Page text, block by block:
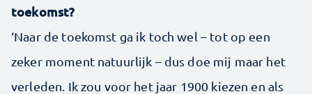
toekomst?
‘Naar de toekomst ga ik toch wel – tot op een
zeker moment natuurlijk – dus doe mij maar het
verleden. Ik zou voor het jaar 1900 kiezen en als